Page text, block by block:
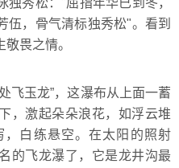
伍，骨气清标独秀松"。看到
畏之情。
玉龙”，这瀑布从上面一蓄
，激起朵朵浪花，如浮云堆
白练悬空。在太阳的照射
的飞龙瀑了，它是龙井沟最